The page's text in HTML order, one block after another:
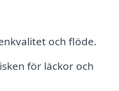
och flöde.
för läckor och